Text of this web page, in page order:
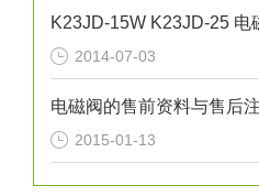
2014-07-03
电磁阀的售前资料与售后
2015-01-13